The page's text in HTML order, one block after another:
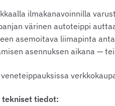
ilmakanavoinnilla
värinen autoteippi
asemoitava liimapinta
asennuksen aikana —
tekniset tiedot: